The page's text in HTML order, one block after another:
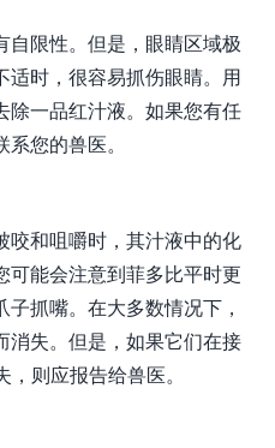
自限性。但是，眼睛区域极
适时，很容易抓伤眼睛。用
除一品红汁液。如果您有任
您的兽医。
咬和咀嚼时，其汁液中的化
可能会注意到菲多比平时更
抓嘴。在大多数情况下，
消失。但是，如果它们在接
则应报告给兽医。